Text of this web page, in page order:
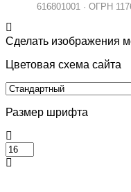
616801001 · ОГРН
Сделать изображения
Цветовая схема сайта
Размер шрифта